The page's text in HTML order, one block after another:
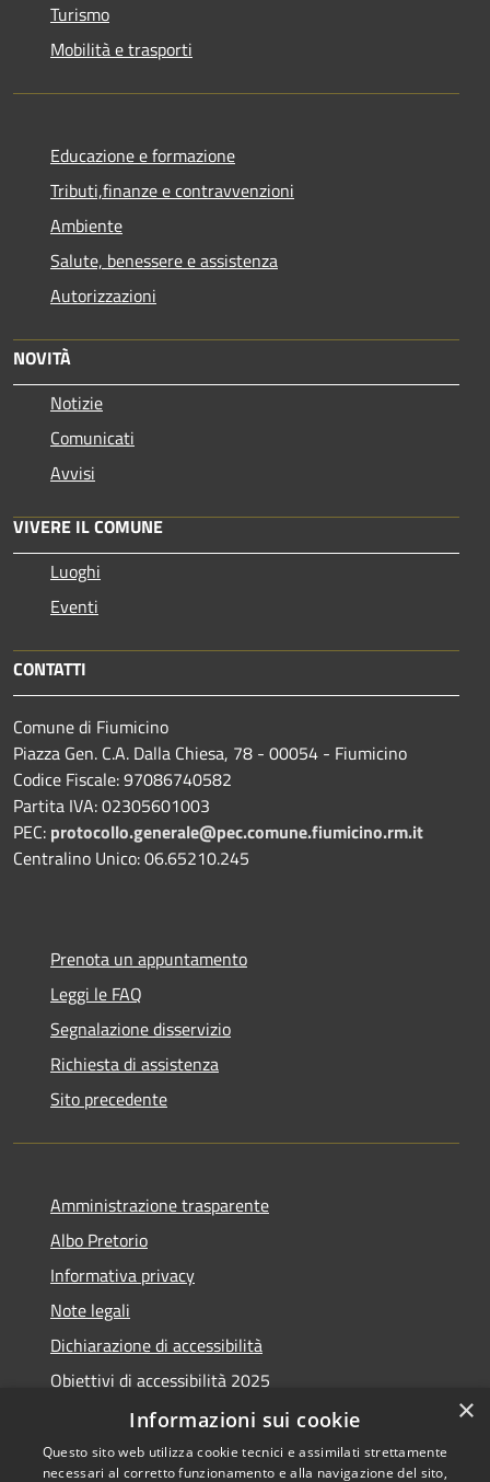
Turismo
Mobilità e trasporti
Educazione e formazione
Tributi,finanze e contravvenzioni
Ambiente
Salute, benessere e assistenza
Autorizzazioni
NOVITÀ
Notizie
Comunicati
Avvisi
VIVERE IL COMUNE
Luoghi
Eventi
CONTATTI
Comune di Fiumicino
Piazza Gen. C.A. Dalla Chiesa, 78 - 00054 - Fiumicino
Codice Fiscale: 97086740582
Partita IVA: 02305601003
PEC: protocollo.generale@pec.comune.fiumicino.rm.it
Centralino Unico: 06.65210.245
Prenota un appuntamento
Leggi le FAQ
Segnalazione disservizio
Richiesta di assistenza
Sito precedente
Amministrazione trasparente
Albo Pretorio
Informativa privacy
Note legali
Dichiarazione di accessibilità
Obiettivi di accessibilità 2025
Meccanismo di feedback
×
Informazioni sui cookie
Questo sito web utilizza cookie tecnici e assimilati strettamente
necessari al corretto funzionamento e alla navigazione del sito,